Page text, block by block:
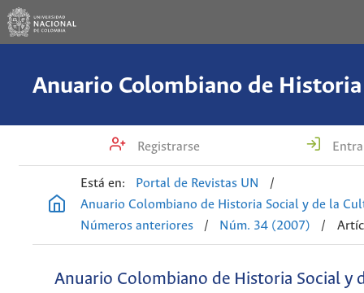
Registrarse
Está en: Portal de Revistas UN
/
Anuario Colombiano de Historia Social y de la
Números anteriores
/ Núm. 34 (2007) /
Anuario Colombiano de Historia Social y